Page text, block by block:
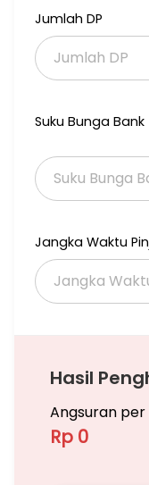
Jumlah DP
Suku Bunga Bank
Jangka Waktu
Hasil
Angsuran per
Rp 0